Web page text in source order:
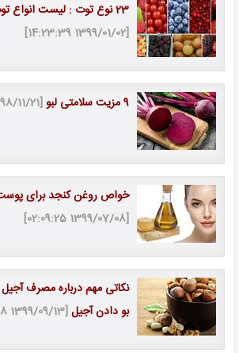
23 نوع توت : لیست انواع توت با تصویر و نام آنها
[1399/01/02 14:23:39]
9 مزیت سلامتی لبو [1398/11/21 06:47:20]
خواص روغن کنجد برای
[1399/07/08 02:09:25]
نکاتی مهم درباره مصرف
بو دادن آجیل[1399/09/13 18:14:58]